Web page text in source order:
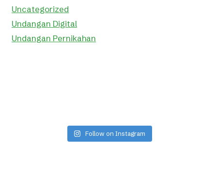
Uncategorized
Undangan Digital
Undangan Pernikahan
Follow on Instagram